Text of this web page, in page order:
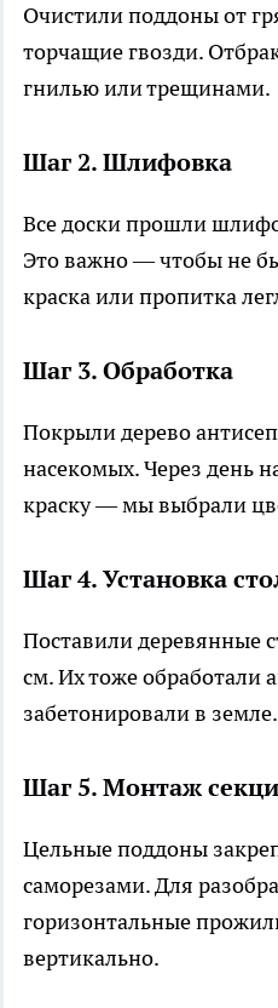
Очистили поддоны от
торчащие гвозди.
гнилью или трещинами.
Шаг 2. Шлифовка
Все доски прошли
Это важно — чтобы не
краска или пропитка
Шаг 3. Обработка
Покрыли дерево
насекомых. Через день
краску — мы выбрали
Шаг 4. Установка
Поставили деревянные
см. Их тоже обработали
забетонировали в земле.
Шаг 5. Монтаж
Цельные поддоны
саморезами. Для
горизонтальные
вертикально.